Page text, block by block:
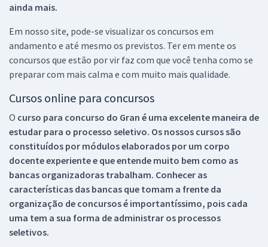
ainda mais.
Em nosso site, pode-se visualizar os concursos em
andamento e até mesmo os previstos. Ter em mente os
concursos que estão por vir faz com que você tenha como se
preparar com mais calma e com muito mais qualidade.
Cursos online para concursos
O curso para concurso do Gran é uma excelente maneira de
estudar para o processo seletivo. Os nossos cursos são
constituídos por módulos elaborados por um corpo
docente experiente e que entende muito bem como as
bancas organizadoras trabalham. Conhecer as
características das bancas que tomam a frente da
organização de concursos é importantíssimo, pois cada
uma tem a sua forma de administrar os processos
seletivos.